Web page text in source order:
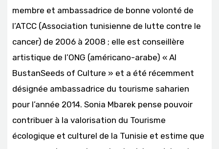
membre et ambassadrice de bonne volonté de
l’ATCC (Association tunisienne de lutte contre le
cancer) de 2006 à 2008 ; elle est conseillère
artistique de l’ONG (américano-arabe) « Al
BustanSeeds of Culture » et a été récemment
désignée ambassadrice du tourisme saharien
pour l’année 2014. Sonia Mbarek pense pouvoir
contribuer à la valorisation du Tourisme
écologique et culturel de la Tunisie et estime que